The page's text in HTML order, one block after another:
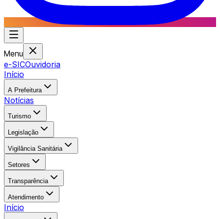
Menu
e-SICOuvidoria
Início
A Prefeitura
Notícias
Turismo
Legislação
Vigilância Sanitária
Setores
Transparência
Atendimento
Início